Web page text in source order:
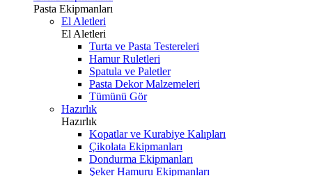
Pasta Ekipmanları
El Aletleri
El Aletleri
Turta ve Pasta Testereleri
Hamur Ruletleri
Spatula ve Paletler
Pasta Dekor Malzemeleri
Tümünü Gör
Hazırlık
Hazırlık
Kopatlar ve Kurabiye Kalıpları
Çikolata Ekipmanları
Dondurma Ekipmanları
Şeker Hamuru Ekipmanları